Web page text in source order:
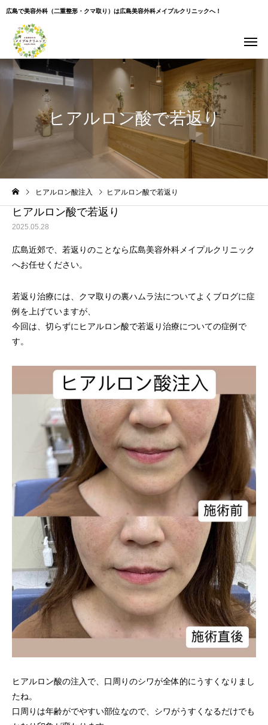
広島で美容外科（二重整形・クマ取り）は広島美容外科メイプルクリニックへ！
ヒアルロン酸で若返り
Warning
: Undefined variable $use_overlay in
content/themes/cure_tcd082/single.phpon line35
ヒアルロン酸注入 ヒアルロン酸で若返り
ヒアルロン酸で若返り
2025.05.28
広島近郊で、若返りのことなら広島美容外科メイプルクリニック
へお任せください。
若返り治療には、クマ取りの裏ハムラ法についてよくブログに症
例を上げていますが、
今回は、切らずにヒアルロン酸で若返り治療についての症例で
す。
ヒアルロン酸の注入で、口周りのシワが全体的にうすくなりまし
たね。
口周りは年齢がでやすい部位なので、シワがうすくなるだけでも